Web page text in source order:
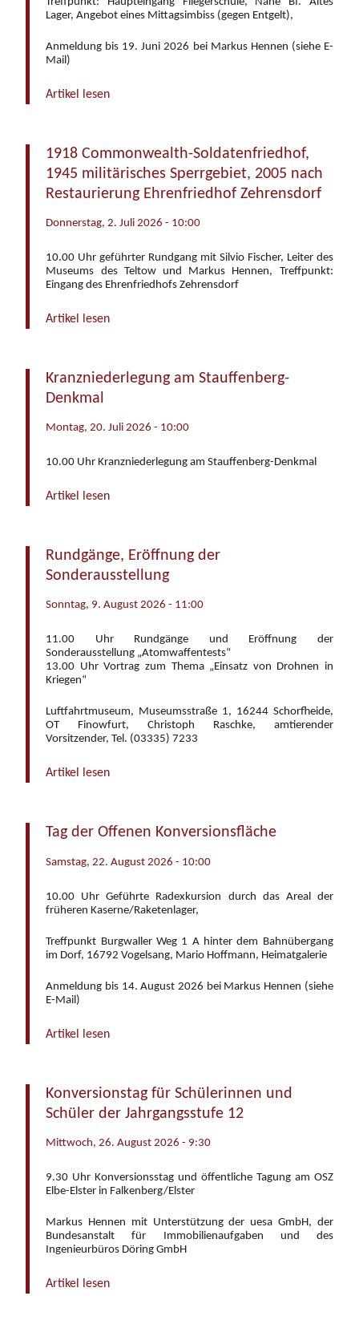
Lager, Angebot eines Mittagsimbiss (gegen Entgelt),
Anmeldung bis 19. Juni 2026 bei Markus Hennen (siehe E-
Mail)
Artikel lesen
1918 Commonwealth-Soldatenfriedhof,
1945 militärisches Sperrgebiet, 2005 nach
Restaurierung Ehrenfriedhof Zehrensdorf
Donnerstag, 2. Juli 2026 - 10:00
10.00 Uhr geführter Rundgang mit Silvio Fischer, Leiter des
Museums des Teltow und Markus Hennen, Treffpunkt:
Eingang des Ehrenfriedhofs Zehrensdorf
Artikel lesen
Kranzniederlegung am Stauffenberg-
Denkmal
Montag, 20. Juli 2026 - 10:00
10.00 Uhr Kranzniederlegung am Stauffenberg-Denkmal
Artikel lesen
Rundgänge, Eröffnung der
Sonderausstellung
Sonntag, 9. August 2026 - 11:00
11.00 Uhr Rundgänge und Eröffnung der
Sonderausstellung „Atomwaffentests“
13.00 Uhr Vortrag zum Thema „Einsatz von Drohnen in
Kriegen“
Luftfahrtmuseum, Museumsstraße 1, 16244 Schorfheide,
OT Finowfurt, Christoph Raschke, amtierender
Vorsitzender, Tel. (03335) 7233
Artikel lesen
Tag der Offenen Konversionsfläche
Samstag, 22. August 2026 - 10:00
10.00 Uhr Geführte Radexkursion durch das Areal der
früheren Kaserne/Raketenlager,
Treffpunkt Burgwaller Weg 1 A hinter dem Bahnübergang
im Dorf, 16792 Vogelsang, Mario Hoffmann, Heimatgalerie
Anmeldung bis 14. August 2026 bei Markus Hennen (siehe
E-Mail)
Artikel lesen
Konversionstag für Schülerinnen und
Schüler der Jahrgangsstufe 12
Mittwoch, 26. August 2026 - 9:30
9.30 Uhr Konversionsstag und öffentliche Tagung am OSZ
Elbe-Elster in Falkenberg/Elster
Markus Hennen mit Unterstützung der uesa GmbH, der
Bundesanstalt für Immobilienaufgaben und des
Ingenieurbüros Döring GmbH
Artikel lesen